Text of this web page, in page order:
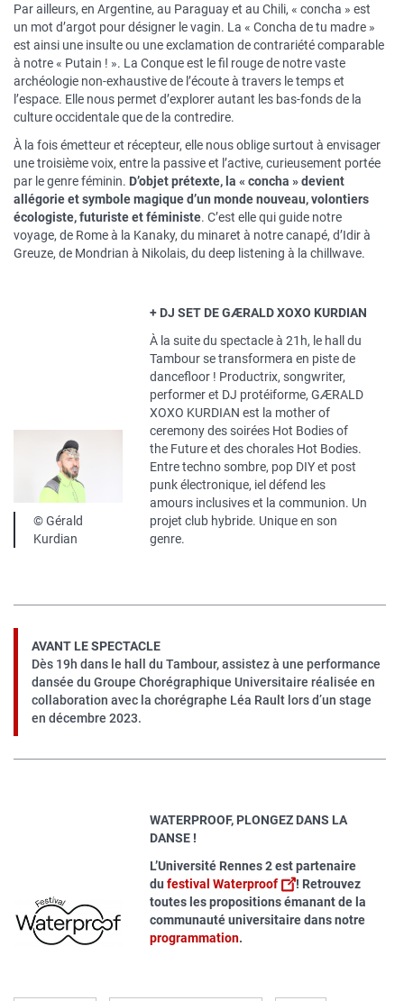
Par ailleurs, en Argentine, au Paraguay et au Chili, « concha » est
un mot d’argot pour désigner le vagin. La « Concha de tu madre »
est ainsi une insulte ou une exclamation de contrariété comparable
à notre « Putain ! ». La Conque est le fil rouge de notre vaste
archéologie non-exhaustive de l’écoute à travers le temps et
l’espace. Elle nous permet d’explorer autant les bas-fonds de la
culture occidentale que de la contredire.
À la fois émetteur et récepteur, elle nous oblige surtout à envisager
une troisième voix, entre la passive et l’active, curieusement portée
par le genre féminin. D’objet prétexte, la « concha » devient
allégorie et symbole magique d’un monde nouveau, volontiers
écologiste, futuriste et féministe. C’est elle qui guide notre
voyage, de Rome à la Kanaky, du minaret à notre canapé, d’Idir à
Greuze, de Mondrian à Nikolais, du deep listening à la chillwave.
Légende
© Gérald
Kurdian
+ DJ SET DE GÆRALD XOXO KURDIAN
À la suite du spectacle à 21h, le hall du
Tambour se transformera en piste de
dancefloor ! Productrix, songwriter,
performer et DJ protéiforme, GÆRALD
XOXO KURDIAN est la mother of
ceremony des soirées Hot Bodies of
the Future et des chorales Hot Bodies.
Entre techno sombre, pop DIY et post
punk électronique, iel défend les
amours inclusives et la communion. Un
projet club hybride. Unique en son
genre.
AVANT LE SPECTACLE
Dès 19h dans le hall du Tambour, assistez à une performance
dansée du Groupe Chorégraphique Universitaire réalisée en
collaboration avec la chorégraphe Léa Rault lors d’un stage
en décembre 2023.
WATERPROOF, PLONGEZ DANS LA
DANSE !
L’Université Rennes 2 est partenaire
dufestival Waterproof
! Retrouvez
toutes les propositions émanant de la
communauté universitaire dans notre
programmation.